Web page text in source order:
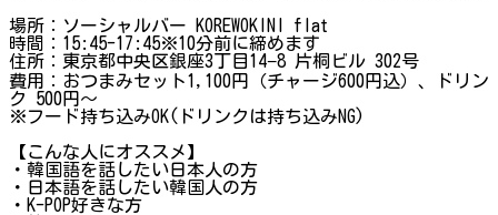
場所：ソーシャルバー KOREWOKINI flat
時間：15:45-17:45※10分前に締めます
住所：東京都中央区銀座3丁目14−8 片桐ビル 302号
費用：おつまみセット1,100円（チャージ600円込）、ドリン
ク 500円〜
※フード持ち込みOK(ドリンクは持ち込みNG)
【こんな人にオススメ】
・韓国語を話したい日本人の方
・日本語を話したい韓国人の方
・K-POP好きな方